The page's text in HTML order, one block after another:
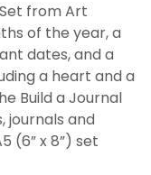
from Art
of the year, a
dates, and a
a heart and a
Build a Journal
journals and
(6” x 8”) set